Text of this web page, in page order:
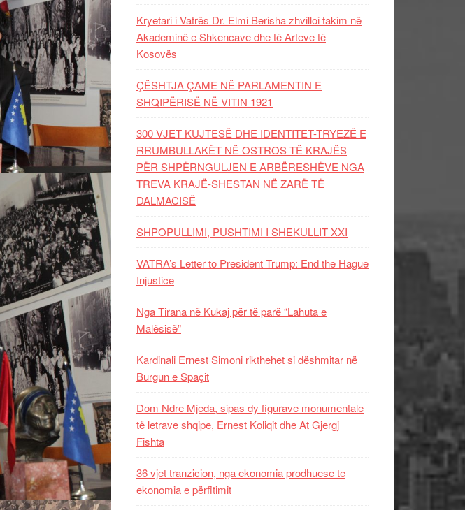
Kryetari i Vatrës Dr. Elmi Berisha zhvilloi takim në
Akademinë e Shkencave dhe të Arteve të
Kosovës
ÇËSHTJA ÇAME NË PARLAMENTIN E
SHQIPËRISË NË VITIN 1921
300 VJET KUJTESË DHE IDENTITET-TRYEZË E
RRUMBULLAKËT NË OSTROS TË KRAJËS
PËR SHPËRNGULJEN E ARBËRESHËVE NGA
TREVA KRAJË-SHESTAN NË ZARË TË
DALMACISË
SHPOPULLIMI, PUSHTIMI I SHEKULLIT XXI
VATRA’s Letter to President Trump: End the Hague
Injustice
Nga Tirana në Kukaj për të parë “Lahuta e
Malësisë”
Kardinali Ernest Simoni rikthehet si dëshmitar në
Burgun e Spaçit
Dom Ndre Mjeda, sipas dy figurave monumentale
të letrave shqipe, Ernest Koliqit dhe At Gjergj
Fishta
36 vjet tranzicion, nga ekonomia prodhuese te
ekonomia e përfitimit